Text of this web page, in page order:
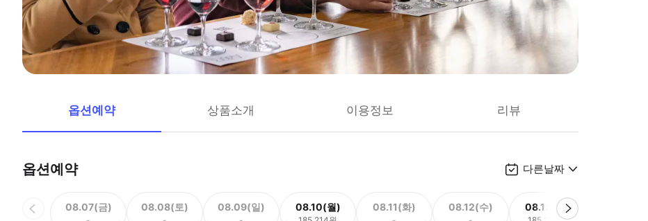
옵션예약 상품소개 이용정보 리뷰
옵션예약 다른날짜
08.07(금) 08.08(토) 08.09(일) 08.10(월) 08.11(화) 08.12(수) 08.13(목)